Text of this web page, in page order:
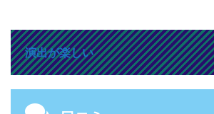
演出が楽しい